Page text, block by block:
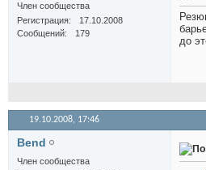
Член сообщества
Регистрация
17.10.2008
Сообщений
179
до
19.10.2008, 17:46
Bend
Член сообщества